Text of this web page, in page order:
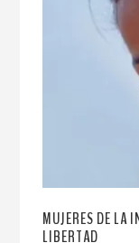
MUJERES DE LA
LIBERTAD